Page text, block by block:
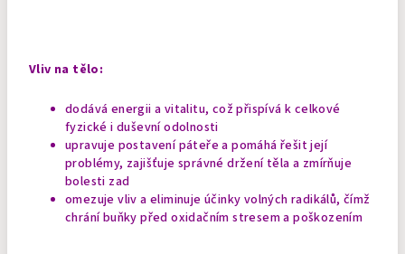
Vliv na tělo:
dodává energii a vitalitu, což přispívá k celkové
fyzické i duševní odolnosti
upravuje postavení páteře a pomáhá řešit její
problémy, zajišťuje správné držení těla a zmírňuje
bolesti zad
omezuje vliv a eliminuje účinky volných radikálů, čímž
chrání buňky před oxidačním stresem a poškozením